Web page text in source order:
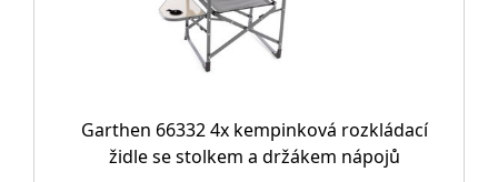
Garthen 66332 4x kempinková rozkládací
židle se stolkem a držákem nápojů